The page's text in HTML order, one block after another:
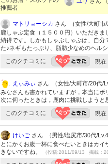
推薦者
マトリョーシカ さん （女性/大町市/
鹿しゃぶ定食（１５００円）いただき
納得です。しかもしゃぶしゃぶは、自
た♪ネギもたっぷり、脂肪少なめのヘル
このクチコミに 現在
えぃみぃ さん （女性/大町市/20代/
みなさんも書かれていますが，本当に
次に伺ったときは，鹿肉に挑戦しようと
このクチコミに 現在
けいご さん （男性/塩尻市/30代/Lv.4
とにかくお腹一杯に食べたいときはカ
きないですね。
（投稿:2011/09/13 掲載：